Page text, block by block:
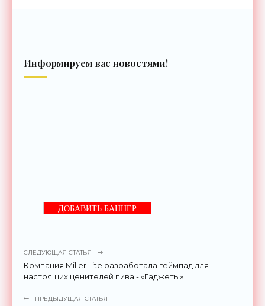
Информируем вас новостями!
ДОБАВИТЬ БАННЕР
СЛЕДУЮЩАЯ СТАТЬЯ
Компания Miller Lite разработала геймпад для
настоящих ценителей пива - «Гаджеты»
ПРЕДЫДУЩАЯ СТАТЬЯ